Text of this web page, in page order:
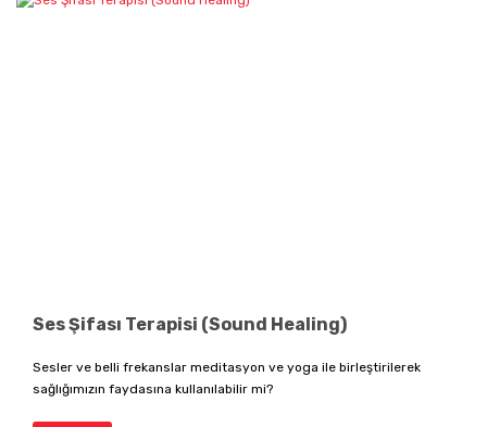
Ses Şifası Terapisi (Sound Healing)
Sesler ve belli frekanslar meditasyon ve yoga ile birleştirilerek
sağlığımızın faydasına kullanılabilir mi?